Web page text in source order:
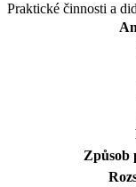
Praktické činnosti a
Způsob